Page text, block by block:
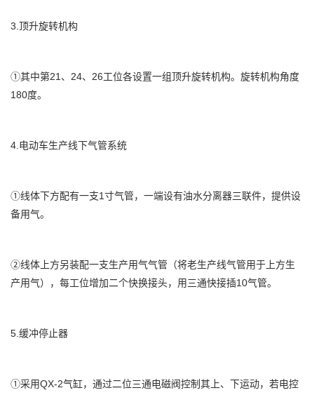
3.顶升旋转机构
①其中第21、24、26工位各设置一组顶升旋转机构。旋转机构角度
180度。
4.电动车生产线下气管系统
①线体下方配有一支1寸气管，一端设有油水分离器三联件，提供设
备用气。
②线体上方另装配一支生产用气气管（将老生产线气管用于上方生
产用气），每工位增加二个快换接头，用三通快接插10气管。
5.缓冲停止器
①采用QX-2气缸，通过二位三通电磁阀控制其上、下运动，若电控